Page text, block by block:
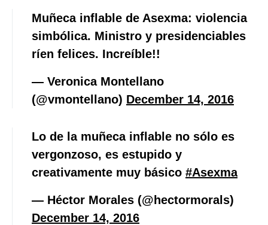
Muñeca inflable de Asexma: violencia
simbólica. Ministro y presidenciables
ríen felices. Increíble!!
— Veronica Montellano
(@vmontellano) December 14, 2016
Lo de la muñeca inflable no sólo es
vergonzoso, es estupido y
creativamente muy básico #Asexma
— Héctor Morales (@hectormorals)
December 14, 2016